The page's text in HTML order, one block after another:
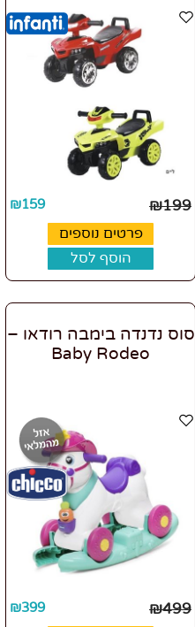
₪199
₪159
פרטים נוספים
הוסף לסל
סוס נדנדה בימבה רודאו –
Baby Rodeo
₪499
₪399